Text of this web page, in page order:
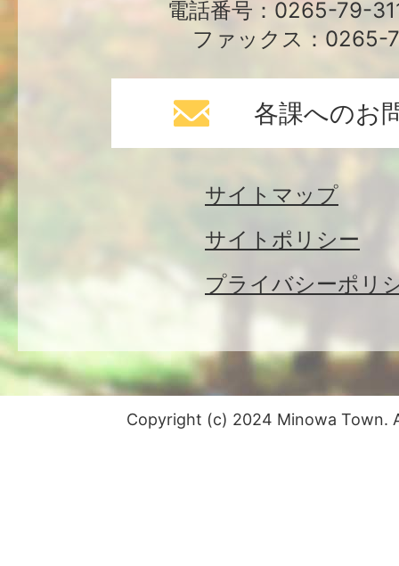
電話番号：0265-79-
ファックス：0265-
各課へのお
サイトマップ
サイトポリシー
プライバシーポリ
Copyright (c) 2024 Minowa Town.